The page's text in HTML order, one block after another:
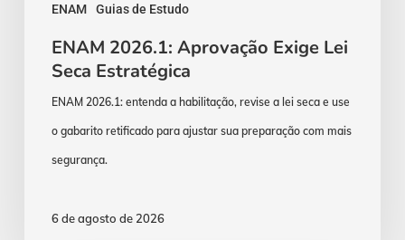
ENAM Guias de Estudo
ENAM 2026.1: Aprovação Exige Lei
Seca Estratégica
ENAM 2026.1: entenda a habilitação, revise a lei seca e use
o gabarito retificado para ajustar sua preparação com mais
segurança.
6 de agosto de 2026